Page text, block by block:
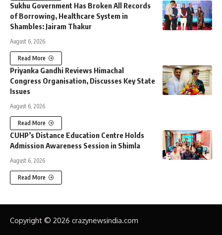
Sukhu Government Has Broken All Records
of Borrowing, Healthcare System in
Shambles: Jairam Thakur
August 6, 2026
Read More
Priyanka Gandhi Reviews Himachal
Congress Organisation, Discusses Key State
Issues
August 6, 2026
Read More
CUHP’s Distance Education Centre Holds
Admission Awareness Session in Shimla
August 6, 2026
Read More
Copyright © 2026 crazynewsindia.com